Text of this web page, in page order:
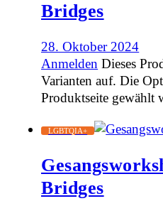
Bridges
28. Oktober 2024
Anmelden Dieses
Varianten auf. Die
Produktseite gewählt
LGBTQIA+
Bridges